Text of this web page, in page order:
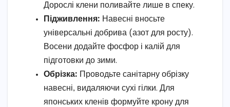
Дорослі клени поливайте лише в спеку.
Підживлення: Навесні вносьте
універсальні добрива (азот для росту).
Восени додайте фосфор і калій для
підготовки до зими.
Обрізка: Проводьте санітарну обрізку
навесні, видаляючи сухі гілки. Для
японських кленів формуйте крону для